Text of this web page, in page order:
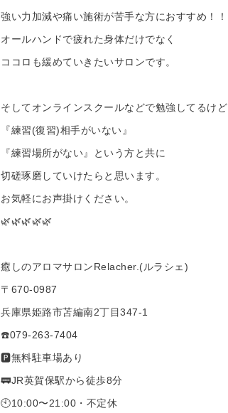
強い力加減や痛い施術が苦手な方におすすめ！！
オールハンドで疲れた身体だけでなく
ココロも緩めていきたいサロンです。
そしてオンラインスクールなどで勉強してるけど
『練習(復習)相手がいない』
『練習場所がない』という方と共に
切磋琢磨していけたらと思います。
お気軽にお声掛けください。
🌿🌿🌿🌿🌿
癒しのアロマサロンRelacher.(ルラシェ)
〒670-0987
兵庫県姫路市苫編南2丁目347-1
☎️079-263-7404
🅿️無料駐車場あり
🚃JR英賀保駅から徒歩8分
🕙10:00〜21:00・不定休